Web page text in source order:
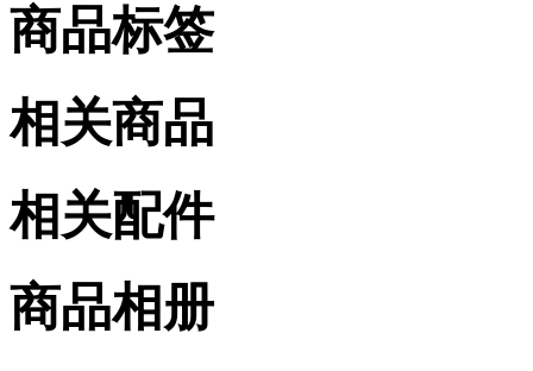
商品标签
相关商品
相关配件
商品相册